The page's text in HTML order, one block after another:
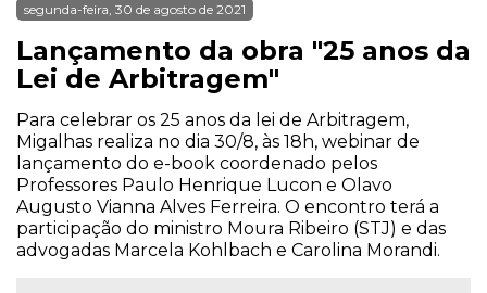
segunda-feira, 30 de agosto de 2021
Lançamento da obra "25 anos da
Lei de Arbitragem"
Para celebrar os 25 anos da lei de Arbitragem,
Migalhas realiza no dia 30/8, às 18h, webinar de
lançamento do e-book coordenado pelos
Professores Paulo Henrique Lucon e Olavo
Augusto Vianna Alves Ferreira. O encontro terá a
participação do ministro Moura Ribeiro (STJ) e das
advogadas Marcela Kohlbach e Carolina Morandi.